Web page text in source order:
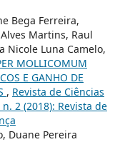
Bega Ferreira,
Martins, Raul
Nicole Luna Camelo,
MOLLICOMUM
E GANHO DE
, Revista de Ciências
2 (2018): Revista de
Duane Pereira